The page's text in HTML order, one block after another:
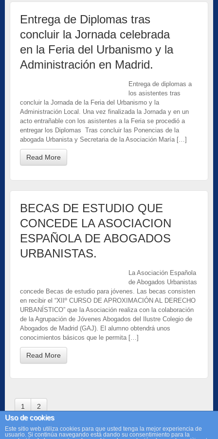
Entrega de Diplomas tras
concluir la Jornada celebrada
en la Feria del Urbanismo y la
Administración en Madrid.
Entrega de diplomas a
los asistentes tras
concluir la Jornada de la Feria del Urbanismo y la
Administración Local. Una vez finalizada la Jornada y en un
acto entrañable con los asistentes a la Feria se procedió a
entregar los Diplomas Tras concluir las Ponencias de la
abogada Urbanista y Secretaria de la Asociación María […]
Read More
BECAS DE ESTUDIO QUE
CONCEDE LA ASOCIACION
ESPAÑOLA DE ABOGADOS
URBANISTAS.
La Asociación Española
de Abogados Urbanistas
concede Becas de estudio para jóvenes. Las becas consisten
en recibir el “XIIº CURSO DE APROXIMACIÓN AL DERECHO
URBANÍSTICO” que la Asociación realiza con la colaboración
de la Agrupación de Jóvenes Abogados del Ilustre Colegio de
Abogados de Madrid (GAJ). El alumno obtendrá unos
conocimientos básicos que le permita […]
Read More
1 2
Uso de cookies
Este sitio web utiliza cookies para que usted tenga la mejor experiencia de
usuario. Si continúa navegando está dando su consentimiento para la